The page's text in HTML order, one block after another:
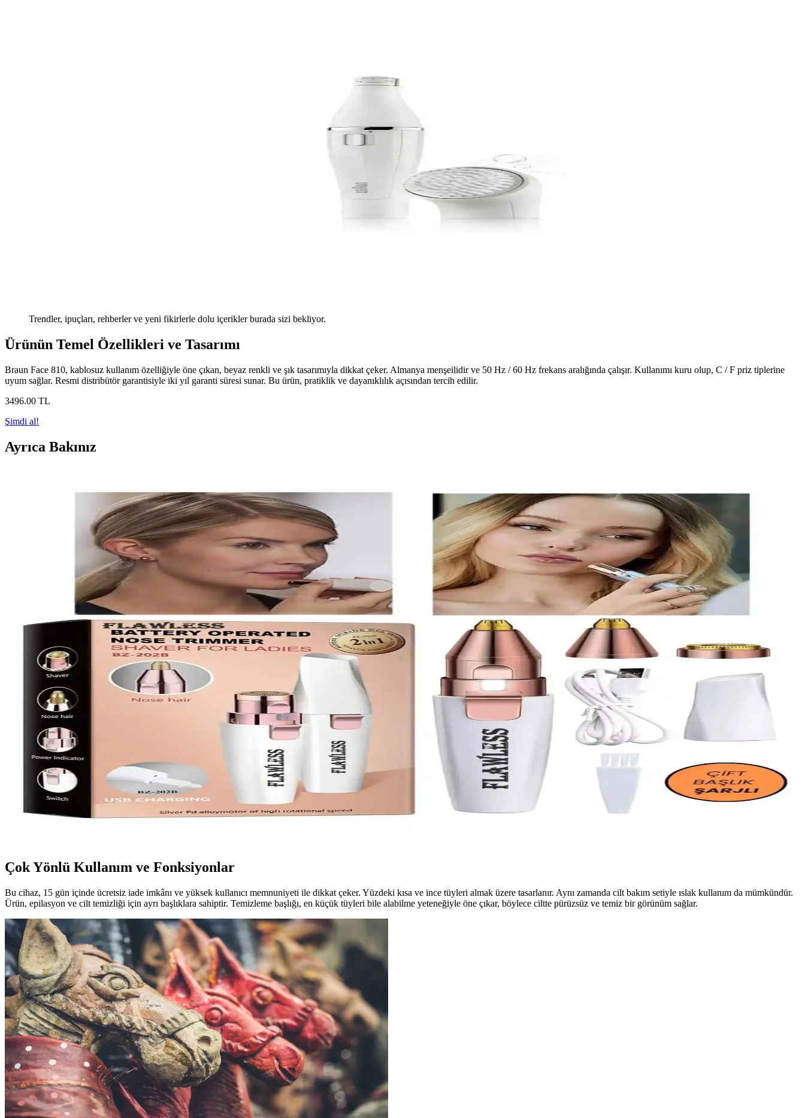
Trendler, ipuçları, rehberler ve yeni fikirlerle dolu içerikler burada sizi bekliyor.
Ürünün Temel Özellikleri ve Tasarımı
Braun Face 810, kablosuz kullanım özelliğiyle öne çıkan, beyaz renkli ve şık tasarımıyla dikkat çeker. Almanya menşeilidir ve 50 Hz / 60 Hz frekans aralığında çalışır. Kullanımı kuru olup, C / F priz tiplerine
uyum sağlar. Resmi distribütör garantisiyle iki yıl garanti süresi sunar. Bu ürün, pratiklik ve dayanıklılık açısından tercih edilir.
3496.00 TL
Şimdi al!
Ayrıca Bakınız
Braun Silk Expert cihazları, IPL teknolojisiyle hızlı, acısız ve güvenli epilasyon sağlar, cilt tonuna uyumlu ve pratik kullanımıyla etkili sonuçlar sunar.
Braun PL5054 Epilasyon Cihazı İncelemesi ve Kullanıcı Deneyimleri
Braun PL5054 epilasyon cihazı hakkında detaylı bilgi bulunmamakla birlikte, markanın güvenilirliği ve ergonomik tasarımıyla öne çıkıyor. Performans ve kullanıcı memnuniyeti için üreticiyle iletişim önerilir.
Braun Epilasyon Cihazları: Güvenli ve Etkili Tüy Azaltma Yöntemleri
Braun’un epilasyon cihazları, güvenli ve etkili tüy azaltma için tasarlanmış olup, kullanıcı konforu ve sonuç odaklı özellikleriyle öne çıkar. Doğru kullanım ve bakım ile uzun süreli pürüzsüz cilt sağlar.
Braun Silk·expert Pro 3 ile Evde Güvenli ve Etkili Epilasyon Çözümü
Braun Silk·expert Pro 3, IPL teknolojisiyle evde güvenli ve etkili epilasyon sağlar, kısa sürede uzun süreli tüy azaltma imkanı sunar, dermatolojik onaylı ve kullanımı kolaydır.
Evde Kullanılan IPL Lazer Epilasyon Cihazları: Güvenli ve Etkili Kişisel Bakım Çözümü
Evde kullanıma uygun IPL lazer epilasyon cihazları, güvenli ve ekonomik çözümler sunar. Kullanım kolaylığı ve güvenlik özellikleriyle, düzenli kullanımda istenmeyen tüyleri azaltır.
Braun Evde Güvenli Epilasyon: Kullanım İpuçları ve Güvenlik Tavsiyeleri
Braun markasının evde epilasyon cihazlarının güvenli kullanımı için temel prensipler, doğru kullanım ve güvenlik önlemleri hakkında bilgiler içerir.
Evde IPL lazer epilasyon cihazlarıyla kalıcı tüy azaltma ve cilt bakımı
Evde kullanıma uygun IPL lazer epilasyon cihazlarıyla kalıcı tüy azaltma ve cilt bakımı sağlayın. Ekonomik ve pratik çözümlerle güzelliğinize değer katın.
Flawless Yüz Tüy Temizleyici Epilasyon Aleti: Günlük Cilt Bakımında Etkili Çözüm
Çok Yönlü Kullanım ve Fonksiyonlar
Bu cihaz, 15 gün içinde ücretsiz iade imkânı ve yüksek kullanıcı memnuniyeti ile dikkat çeker. Yüzdeki kısa ve ince tüyleri almak üzere tasarlanır. Aynı zamanda cilt bakım setiyle ıslak kullanım da mümkündür.
Ürün, epilasyon ve cilt temizliği için ayrı başlıklara sahiptir. Temizleme başlığı, en küçük tüyleri bile alabilme yeteneğiyle öne çıkar, böylece ciltte pürüzsüz ve temiz bir görünüm sağlar.